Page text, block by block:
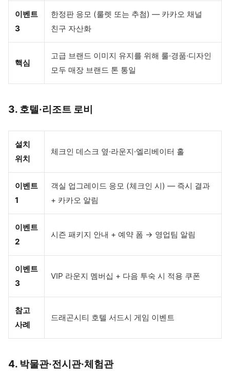
이벤트
3
한정판 응모 (룰렛 또는 추첨) — 카카오 채널
친구 자산화
핵심
고급 브랜드 이미지 유지를 위해 룰·경품·디자인
모두 매장 브랜드 톤 통일
3. 호텔·리조트 로비
설치
위치
체크인 데스크 옆·라운지·엘리베이터 홀
이벤트
1
객실 업그레이드 응모 (체크인 시) — 즉시 결과
+ 카카오 알림
이벤트
2
시즌 패키지 안내 + 예약 폼 → 영업팀 알림
이벤트
3
VIP 라운지 멤버십 + 다음 투숙 시 적용 쿠폰
참고
사례
드래곤시티 호텔 서드시 게임 이벤트
4. 박물관·전시관·체험관